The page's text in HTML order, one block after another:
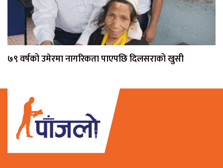
७९ वर्षको उमेरमा नागरिकता पाएपछि दिलसराको खुसी